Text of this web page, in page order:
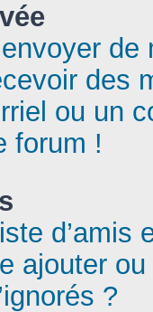
de
des
ou un
forum !
d’amis
ajouter
?